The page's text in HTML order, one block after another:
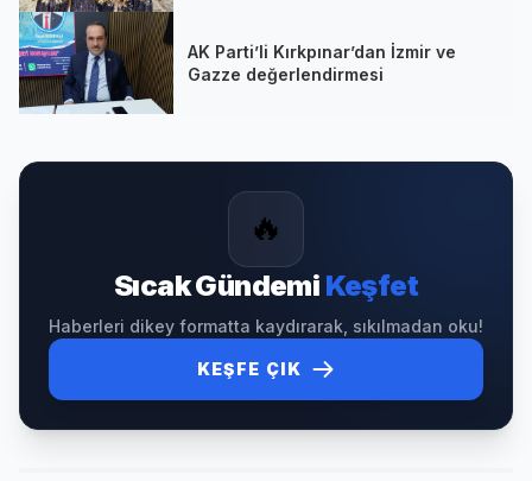
AK Parti’li Kırkpınar’dan İzmir ve
Gazze değerlendirmesi
🔥
Sıcak Gündemi Keşfet
Haberleri dikey formatta kaydırarak, sıkılmadan oku!
KEŞFE ÇIK